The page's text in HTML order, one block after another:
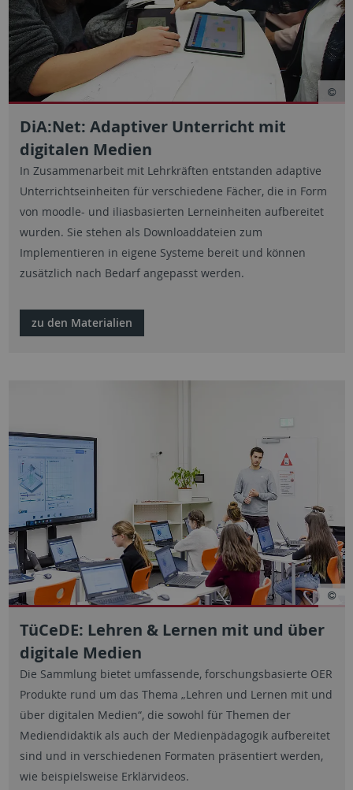
DiA:Net: Adaptiver Unterricht mit
digitalen Medien
In Zusammenarbeit mit Lehrkräften entstanden adaptive
Unterrichtseinheiten für verschiedene Fächer, die in Form
von moodle- und iliasbasierten Lerneinheiten aufbereitet
wurden. Sie stehen als Downloaddateien zum
Implementieren in eigene Systeme bereit und können
zusätzlich nach Bedarf angepasst werden.
zu den Materialien
TüCeDE: Lehren & Lernen mit und über
digitale Medien
Die Sammlung bietet umfassende, forschungsbasierte OER
Produkte rund um das Thema „Lehren und Lernen mit und
über digitalen Medien“, die sowohl für Themen der
Mediendidaktik als auch der Medienpädagogik aufbereitet
sind und in verschiedenen Formaten präsentiert werden,
wie beispielsweise Erklärvideos.